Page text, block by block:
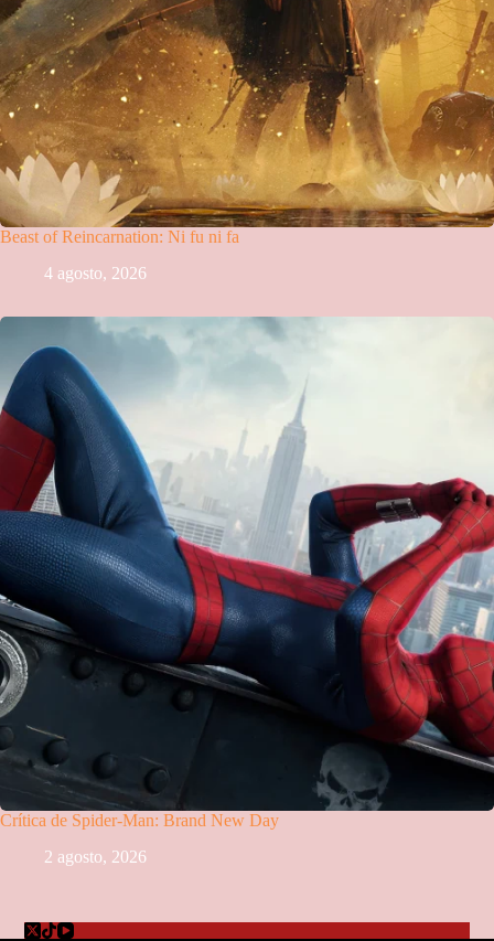
Beast of Reincarnation: Ni fu ni fa
4 agosto, 2026
Crítica de Spider-Man: Brand New Day
2 agosto, 2026